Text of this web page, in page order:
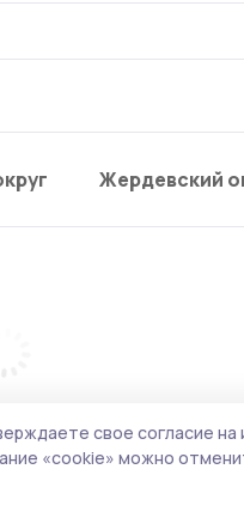
Жердевский
свое согласие на
«cookie» можно